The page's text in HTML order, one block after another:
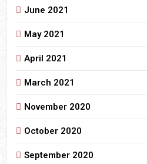
June 2021
May 2021
April 2021
March 2021
November 2020
October 2020
September 2020